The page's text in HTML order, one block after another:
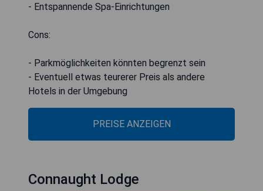
- Entspannende Spa-Einrichtungen
Cons:
- Parkmöglichkeiten könnten begrenzt sein
- Eventuell etwas teurerer Preis als andere
Hotels in der Umgebung
PREISE ANZEIGEN
Connaught Lodge